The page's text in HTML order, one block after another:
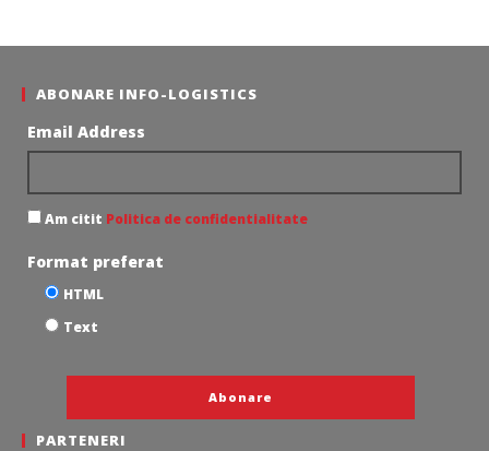
ABONARE INFO-LOGISTICS
Email Address
Am citit Politica de confidentialitate
Format preferat
HTML
Text
PARTENERI